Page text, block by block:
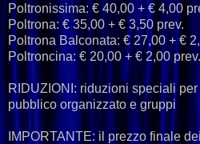
Poltronissima: € 40,00 + € 4,00
Poltrona: € 35,00 + € 3,50 prev.
Poltrona Balconata: € 27,00 + €
Poltroncina: € 20,00 + € 2,00 prev.
RIDUZIONI: riduzioni speciali
pubblico organizzato e gruppi
IMPORTANTE: il prezzo finale